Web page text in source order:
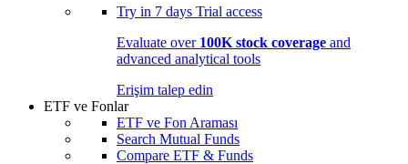
Try in 7 days Trial access
Evaluate over 100K stock coverage and
advanced analytical tools
Erişim talep edin
ETF ve Fonlar
ETF ve Fon Araması
Search Mutual Funds
Compare ETF & Funds